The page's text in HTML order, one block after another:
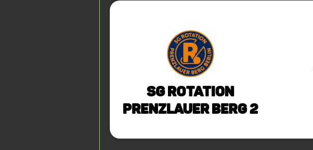
SG Rotation
Prenzlauer Berg 2